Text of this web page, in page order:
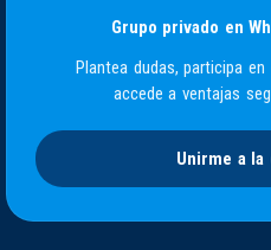
Grupo privado en
Plantea dudas, participa
accede a ventajas
Unirme a la